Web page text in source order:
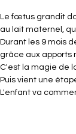
Le fœtus grandit
au lait maternel,
Durant les 9 mois
grâce aux apports
C'est la magie de
Puis vient une
L'enfant va